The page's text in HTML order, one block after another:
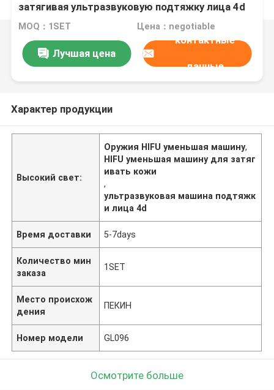
затягивая ультразвуковую подтяжку лица 4d
MOQ：1SET Цена：negotiable
Лучшая цена
контактные
данные
Характер продукции
Высокий свет:
Оружия HIFU уменьшая машину,
HIFU уменьшая машину для затяг
ивать кожи
,
ультразвуковая машина подтяжк
и лица 4d
Время доставки 5-7days
Количество мин
заказа
1SET
Место происхож
дения
ПЕКИН
Номер модели GL096
Осмотрите больше